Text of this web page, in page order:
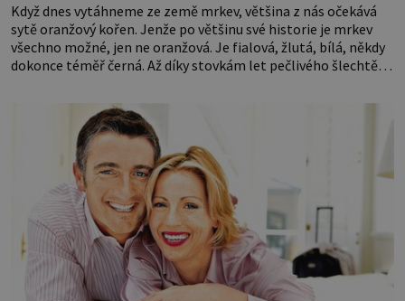
Když dnes vytáhneme ze země mrkev, většina z nás očekává
sytě oranžový kořen. Jenže po většinu své historie je mrkev
všechno možné, jen ne oranžová. Je fialová, žlutá, bílá, někdy
dokonce téměř černá. Až díky stovkám let pečlivého šlechtění
nedokážeme představit. Její příběh je